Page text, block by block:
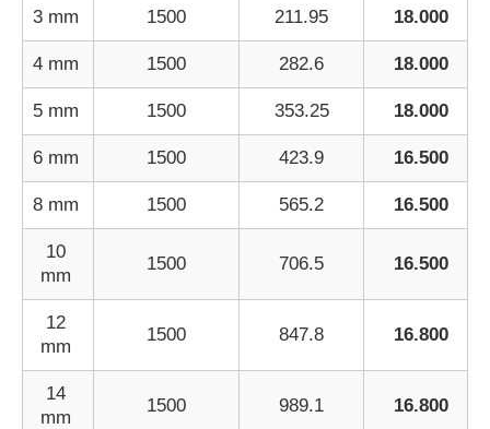
3 mm 1500 211.95 18.000
4 mm 1500 282.6 18.000
5 mm 1500 353.25 18.000
6 mm 1500 423.9 16.500
8 mm 1500 565.2 16.500
10
mm
1500 706.5 16.500
12
mm
1500 847.8 16.800
14
mm
1500 989.1 16.800